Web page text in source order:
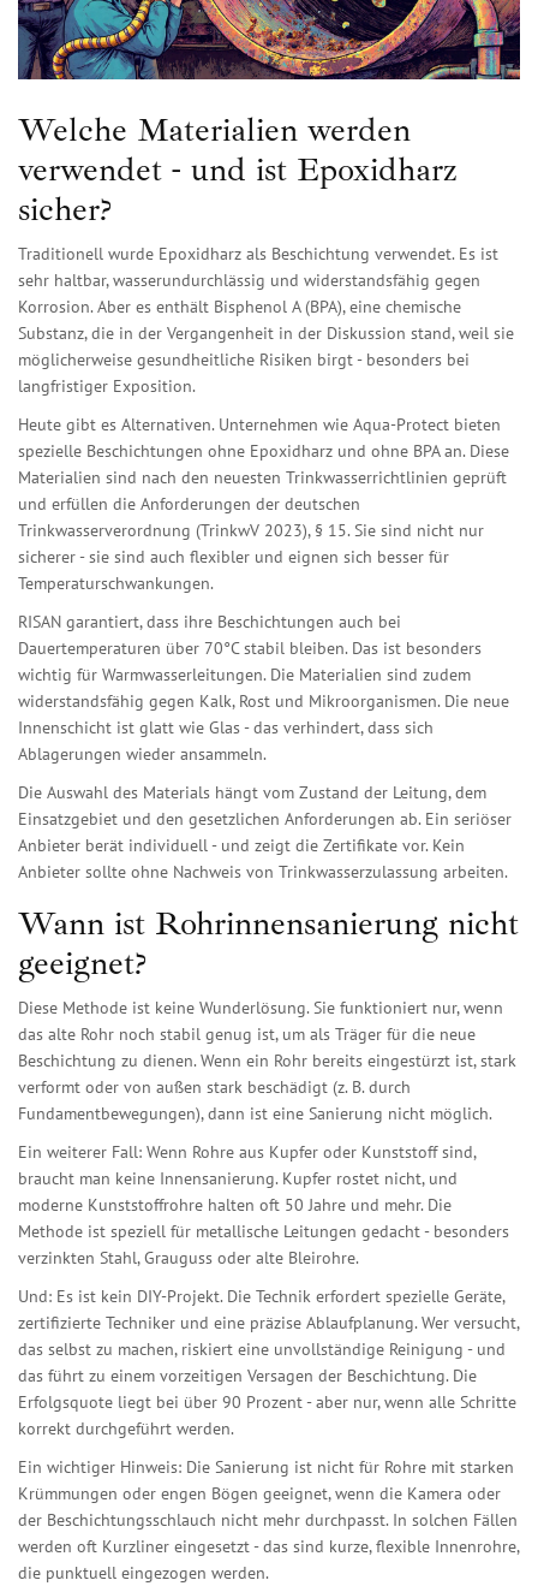
Welche Materialien werden
verwendet - und ist Epoxidharz
sicher?
Traditionell wurde Epoxidharz als Beschichtung verwendet. Es ist
sehr haltbar, wasserundurchlässig und widerstandsfähig gegen
Korrosion. Aber es enthält Bisphenol A (BPA), eine chemische
Substanz, die in der Vergangenheit in der Diskussion stand, weil sie
möglicherweise gesundheitliche Risiken birgt - besonders bei
langfristiger Exposition.
Heute gibt es Alternativen. Unternehmen wie Aqua-Protect bieten
spezielle Beschichtungen ohne Epoxidharz und ohne BPA an. Diese
Materialien sind nach den neuesten Trinkwasserrichtlinien geprüft
und erfüllen die Anforderungen der deutschen
Trinkwasserverordnung (TrinkwV 2023), § 15. Sie sind nicht nur
sicherer - sie sind auch flexibler und eignen sich besser für
Temperaturschwankungen.
RISAN garantiert, dass ihre Beschichtungen auch bei
Dauertemperaturen über 70°C stabil bleiben. Das ist besonders
wichtig für Warmwasserleitungen. Die Materialien sind zudem
widerstandsfähig gegen Kalk, Rost und Mikroorganismen. Die neue
Innenschicht ist glatt wie Glas - das verhindert, dass sich
Ablagerungen wieder ansammeln.
Die Auswahl des Materials hängt vom Zustand der Leitung, dem
Einsatzgebiet und den gesetzlichen Anforderungen ab. Ein seriöser
Anbieter berät individuell - und zeigt die Zertifikate vor. Kein
Anbieter sollte ohne Nachweis von Trinkwasserzulassung arbeiten.
Wann ist Rohrinnensanierung nicht
geeignet?
Diese Methode ist keine Wunderlösung. Sie funktioniert nur, wenn
das alte Rohr noch stabil genug ist, um als Träger für die neue
Beschichtung zu dienen. Wenn ein Rohr bereits eingestürzt ist, stark
verformt oder von außen stark beschädigt (z. B. durch
Fundamentbewegungen), dann ist eine Sanierung nicht möglich.
Ein weiterer Fall: Wenn Rohre aus Kupfer oder Kunststoff sind,
braucht man keine Innensanierung. Kupfer rostet nicht, und
moderne Kunststoffrohre halten oft 50 Jahre und mehr. Die
Methode ist speziell für metallische Leitungen gedacht - besonders
verzinkten Stahl, Grauguss oder alte Bleirohre.
Und: Es ist kein DIY-Projekt. Die Technik erfordert spezielle Geräte,
zertifizierte Techniker und eine präzise Ablaufplanung. Wer versucht,
das selbst zu machen, riskiert eine unvollständige Reinigung - und
das führt zu einem vorzeitigen Versagen der Beschichtung. Die
Erfolgsquote liegt bei über 90 Prozent - aber nur, wenn alle Schritte
korrekt durchgeführt werden.
Ein wichtiger Hinweis: Die Sanierung ist nicht für Rohre mit starken
Krümmungen oder engen Bögen geeignet, wenn die Kamera oder
der Beschichtungsschlauch nicht mehr durchpasst. In solchen Fällen
werden oft Kurzliner eingesetzt - das sind kurze, flexible Innenrohre,
die punktuell eingezogen werden.